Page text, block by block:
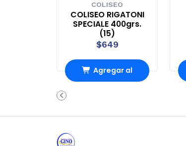
COLISEO
COLISEO RIGATONI
SPECIALE 400grs.
(15)
$649
Agregar al